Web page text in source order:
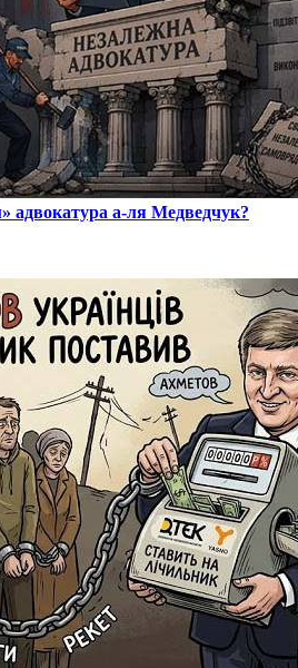
адвокатура а-ля Медведчук?